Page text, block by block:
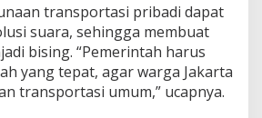
transportasi pribadi dapat
suara, sehingga membuat
bising. “Pemerintah harus
yang tepat, agar warga Jakarta
transportasi umum,” ucapnya.